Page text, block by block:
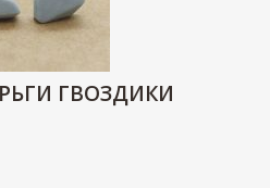
ГВОЗДИКИ